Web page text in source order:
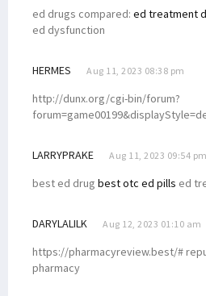
ed drugs compared: ed treatment
ed dysfunction
HERMES Aug 11, 2023 08:38 pm
http://dunx.org/cgi-bin/forum?
LARRYPRAKE Aug 11, 2023 09:54 pm
best ed drug best otc ed pills ed
DARYLALILK Aug 12, 2023 01:10 am
https://pharmacyreview.best/#
pharmacy